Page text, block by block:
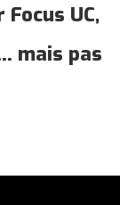
UC,
mais pas